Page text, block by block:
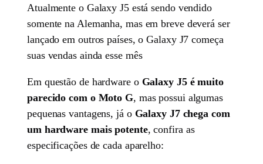
Atualmente o Galaxy J5 está sendo vendido
somente na Alemanha, mas em breve deverá ser
lançado em outros países, o Galaxy J7 começa
suas vendas ainda esse mês
Em questão de hardware o Galaxy J5 é muito
parecido com o Moto G, mas possui algumas
pequenas vantagens, já o Galaxy J7 chega com
um hardware mais potente, confira as
especificações de cada aparelho: